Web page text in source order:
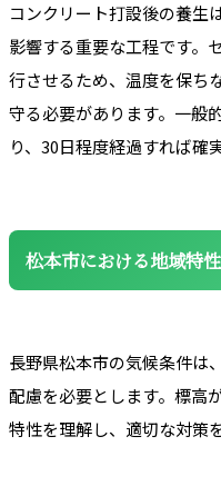
コンクリート打設後の養生
影響する重要な工程です。
行させるため、温度を保ち
守る必要があります。一般
り、30日程度経過すれば確
松本市における地域特
長野県松本市の気候条件は
配慮を必要とします。標高
特性を理解し、適切な対策